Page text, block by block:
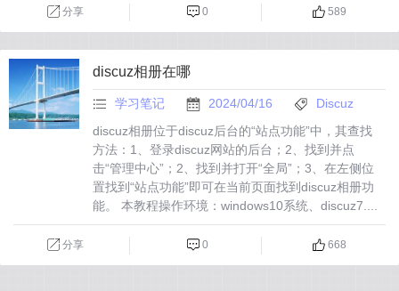
分享 0 589
discuz相册在哪
学习笔记 2024/04/16
Discuz
discuz相册位于discuz后台的“站点功能”中，其查找
方法：1、登录discuz网站的后台；2、找到并点
击“管理中心”；2、找到并打开“全局”；3、在左侧位
置找到“站点功能”即可在当前页面找到discuz相册功
能。 本教程操作环境：windows10系统、discuz7....
分享 0 668